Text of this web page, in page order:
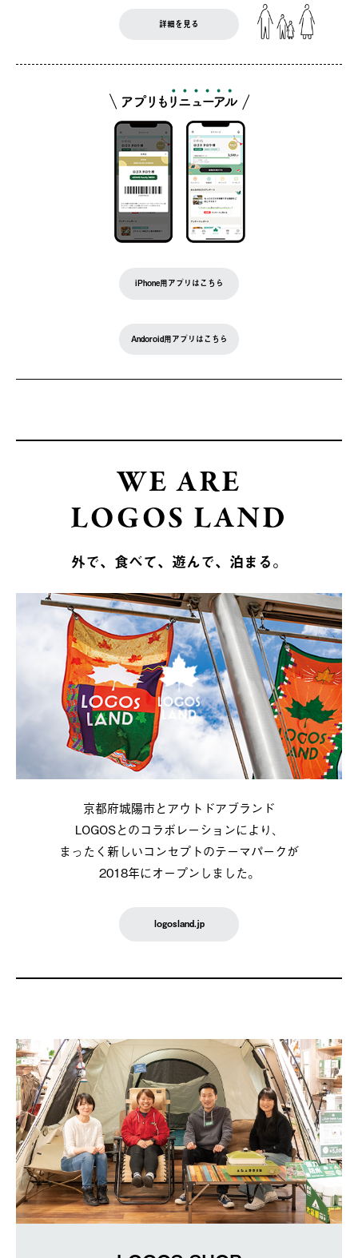
詳細を見る
iPhone用アプリはこちら
Andoroid用アプリはこちら
WE ARE
LOGOS LAND
外で、食べて、遊んで、泊まる。
京都府城陽市とアウトドアブランド
LOGOSとのコラボレーションにより、
まったく新しいコンセプトのテーマパークが
2018年にオープンしました。
logosland.jp